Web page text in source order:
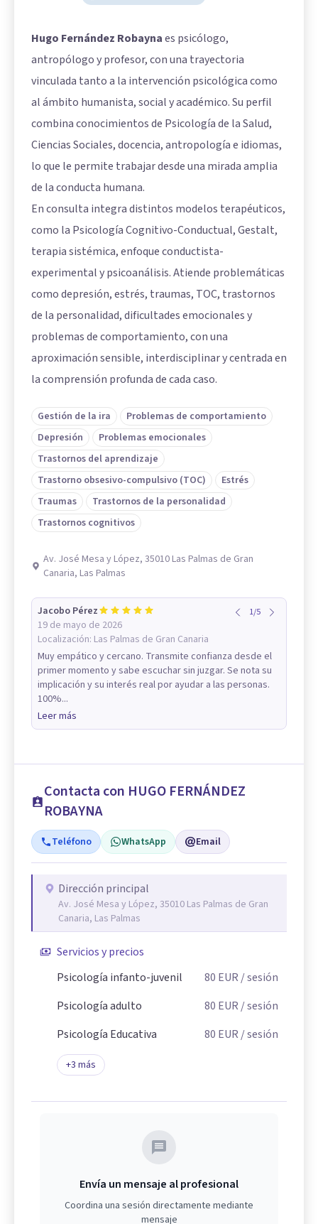
Hugo Fernández Robaynaes psicólogo,
antropólogo y profesor, con una trayectoria
vinculada tanto a la intervención psicológica como
al ámbito humanista, social y académico. Su perfil
combina conocimientos de Psicología de la Salud,
Ciencias Sociales, docencia, antropología e idiomas,
lo que le permite trabajar desde una mirada amplia
de la conducta humana.
En consulta integra distintos modelos terapéuticos,
como la Psicología Cognitivo-Conductual, Gestalt,
terapia sistémica, enfoque conductista-
experimental y psicoanálisis. Atiende problemáticas
como depresión, estrés, traumas, TOC, trastornos
de la personalidad, dificultades emocionales y
problemas de comportamiento, con una
aproximación sensible, interdisciplinar y centrada en
la comprensión profunda de cada caso.
Gestión de la ira
Problemas de comportamiento
Depresión
Problemas emocionales
Trastornos del aprendizaje
Trastorno obsesivo-compulsivo (TOC)
Estrés
Traumas
Trastornos de la personalidad
Trastornos cognitivos
Av. José Mesa y López, 35010 Las Palmas de Gran
Canaria, Las Palmas
Jacobo Pérez
19 de mayo de 2026
Localización: Las Palmas de Gran Canaria
1/5
Muy empático y cercano. Transmite confianza desde el
primer momento y sabe escuchar sin juzgar. Se nota su
implicación y su interés real por ayudar a las personas.
100%...
Leer más
Contacta con HUGO FERNÁNDEZ
ROBAYNA
Teléfono WhatsApp Email
Dirección principal
Av. José Mesa y López, 35010 Las Palmas de Gran
Canaria, Las Palmas
Servicios y precios
Psicología infanto-juvenil
80 EUR / sesión
Psicología adulto
80 EUR / sesión
Psicología Educativa
80 EUR / sesión
+3 más
Envía un mensaje al profesional
Coordina una sesión directamente mediante
mensaje